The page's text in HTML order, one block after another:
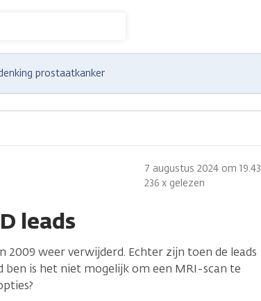
prostaatkanker
leads
7 augustus 2024 om 19.43
236 x gelezen
2009 weer verwijderd. Echter zijn toen de leads
ben is het niet mogelijk om een MRI-scan te